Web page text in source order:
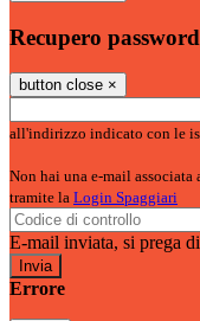
Recupero password
button close ×
all'indirizzo indicato con le
Non hai una e-mail
tramite la Login Spaggiari
E-mail inviata, si prega
Errore